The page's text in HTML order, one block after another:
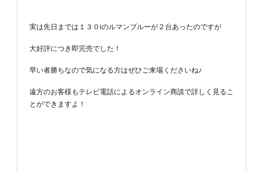
実は先日までは１３０iのルマンブルーが２台あったのですが
大好評につき即完売でした！
早い者勝ちなので気になる方はぜひご来場くださいね♪
遠方のお客様もテレビ電話によるオンライン商談で詳しく見るこ
とができますよ！